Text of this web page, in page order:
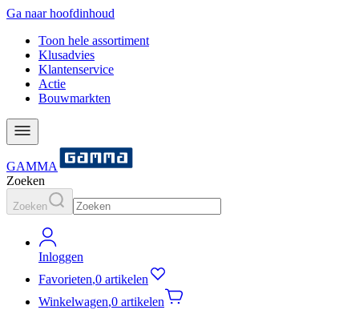
Ga naar hoofdinhoud
Toon hele assortiment
Klusadvies
Klantenservice
Actie
Bouwmarkten
GAMMA
Zoeken
Zoeken
Inloggen
Favorieten,0 artikelen
Winkelwagen,0 artikelen